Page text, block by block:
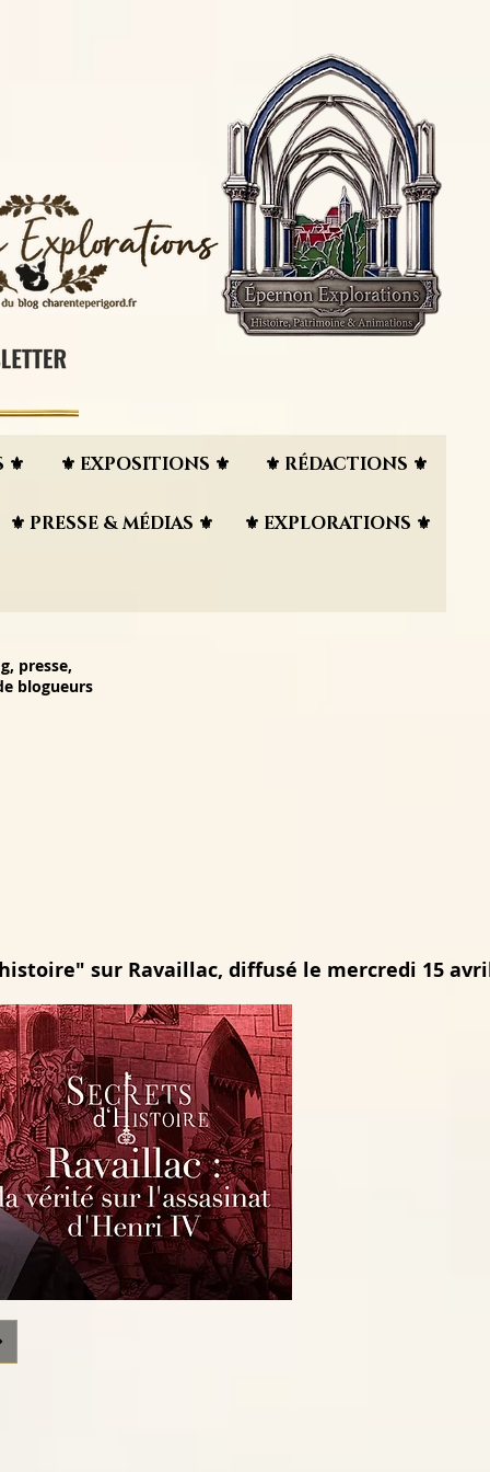
⚜︎ ⚜︎ EXPOSITIONS ⚜︎ ⚜︎ RÉDACTIONS ⚜︎
⚜︎ PRESSE & MÉDIAS ⚜︎ ⚜︎ EXPLORATIONS ⚜︎
presse,
blogueurs
sur Ravaillac, diffusé le mercredi 15